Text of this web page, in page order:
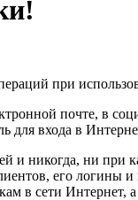
при
почте, в
входа в
и никогда,
его
в сети